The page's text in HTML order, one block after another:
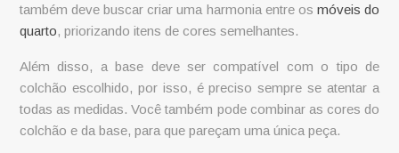
também deve buscar criar uma harmonia entre osmóveis do
quarto, priorizando itens de cores semelhantes.
Além disso, a base deve ser compatível com o tipo de
colchão escolhido, por isso, é preciso sempre se atentar a
todas as medidas. Você também pode combinar as cores do
colchão e da base, para que pareçam uma única peça.